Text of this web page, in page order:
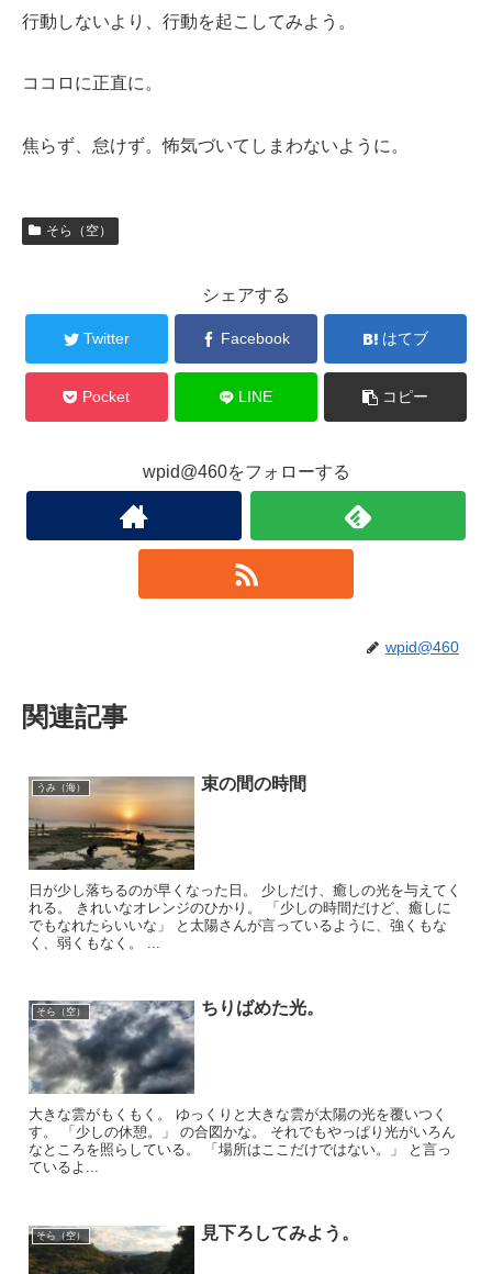
行動しないより、行動を起こしてみよう。
ココロに正直に。
焦らず、怠けず。怖気づいてしまわないように。
そら（空）
シェアする
Twitter Facebook はてブ
Pocket LINE コピー
wpid@460をフォローする
wpid@460
関連記事
うみ（海） 束の間の時間
日が少し落ちるのが早くなった日。 少しだけ、癒しの光を与えてく
れる。 きれいなオレンジのひかり。 「少しの時間だけど、癒しに
でもなれたらいいな」 と太陽さんが言っているように、強くもな
く、弱くもなく。 ...
そら（空） ちりばめた光。
大きな雲がもくもく。 ゆっくりと大きな雲が太陽の光を覆いつく
す。 「少しの休憩。」 の合図かな。 それでもやっぱり光がいろん
なところを照らしている。 「場所はここだけではない。」 と言っ
ているよ...
そら（空） 見下ろしてみよう。